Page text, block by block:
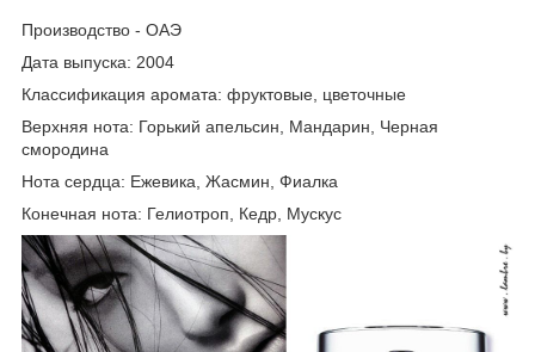
Производство - ОАЭ
Дата выпуска: 2004
Классификация аромата: фруктовые, цветочные
Верхняя нота: Горький апельсин, Мандарин, Черная
смородина
Нота сердца: Ежевика, Жасмин, Фиалка
Конечная нота: Гелиотроп, Кедр, Мускус